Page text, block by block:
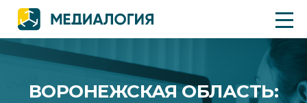
ВОРОНЕЖСКАЯ ОБЛАСТЬ: